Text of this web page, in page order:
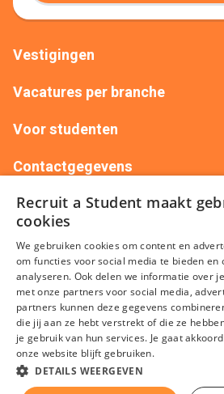
Vestigingen
Vacatures per branche
Voor studenten
Contactgegevens
+31(0)88 522 00 76
Alle vestigingen
Algemene voorwaarden
Sitemap
Recruit a Student maakt
cookies
We gebruiken cookies om content en
om functies voor social media te bieden en
analyseren. Ook delen we informatie over
met onze partners voor social media,
partners kunnen deze gegevens
die jij aan ze hebt verstrekt of die ze
je gebruik van hun services. Je gaat
onze website blijft gebruiken.
DETAILS WEERGEVEN